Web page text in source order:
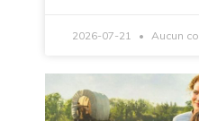
2026-07-21 Aucun